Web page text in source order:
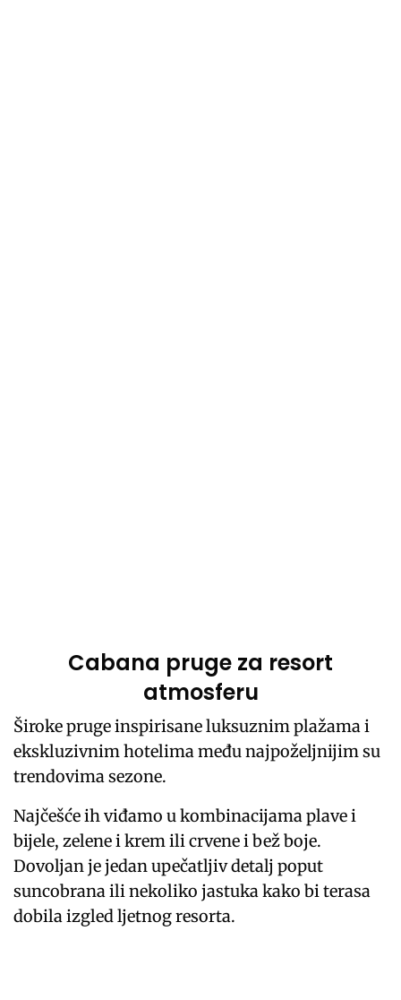
Cabana pruge za resort
atmosferu
Široke pruge inspirisane luksuznim plažama i
ekskluzivnim hotelima među najpoželjnijim su
trendovima sezone.
Najčešće ih viđamo u kombinacijama plave i
bijele, zelene i krem ili crvene i bež boje.
Dovoljan je jedan upečatljiv detalj poput
suncobrana ili nekoliko jastuka kako bi terasa
dobila izgled ljetnog resorta.